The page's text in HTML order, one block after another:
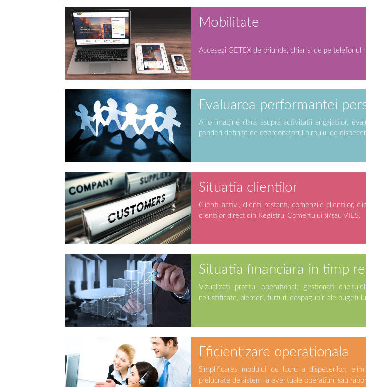
Mobilitate
Accesezi GETEX de oriunde, chiar si de pe telefonul
Evaluarea performantei
Ai o imagine clara asupra activitatii angajatilor,
ponderi definite de coordonatorul biroului de
Situatia clientilor
Clienti activi, clienti restanti, comenzile clientilor,
clientilor direct din Registrul Comertului si/sau VIES.
Situatia financiara in timp
Vizualizati profitul operational; gestionati
nejustificate, pierderi, furturi, despagubiri ale
Eficientizare operationala
Simplificarea modului de lucru a dispecerilor;
prelucrate de sistem la eventuale operatiuni sau